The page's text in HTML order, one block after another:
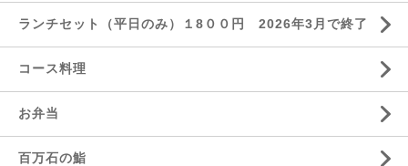
ランチセット（平日のみ）１8００円 2026年3月で終了
コース料理
お弁当
百万石の鮨